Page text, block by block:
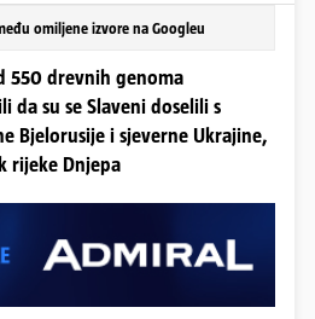
omiljene izvore na Googleu
550 drevnih genoma
da su se Slaveni doselili s
Bjelorusije i sjeverne Ukrajine,
rijeke Dnjepa